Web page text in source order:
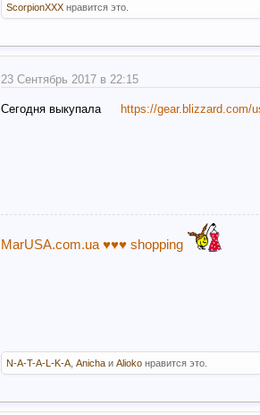
ScorpionXXX нравится это.
23 Сентябрь 2017 в 22:15
Сегодня выкупала https://gear.blizzard.com/
MarUSA.com.ua ♥♥♥ shopping
N-A-T-A-L-K-A ,Anicha иAlioko нравится это.